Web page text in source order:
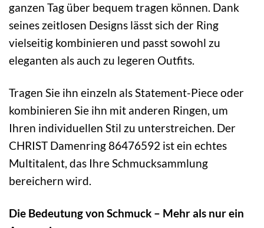
ganzen Tag über bequem tragen können. Dank
seines zeitlosen Designs lässt sich der Ring
vielseitig kombinieren und passt sowohl zu
eleganten als auch zu legeren Outfits.
Tragen Sie ihn einzeln als Statement-Piece oder
kombinieren Sie ihn mit anderen Ringen, um
Ihren individuellen Stil zu unterstreichen. Der
CHRIST Damenring 86476592 ist ein echtes
Multitalent, das Ihre Schmucksammlung
bereichern wird.
Die Bedeutung von Schmuck – Mehr als nur ein